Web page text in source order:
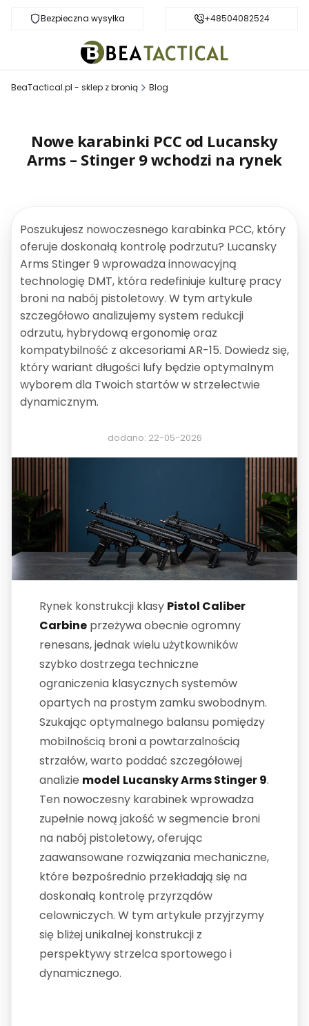
Bezpieczna wysyłka Darmowa dostawa od 999 zł
+48504082524
BeaTactical.pl - sklep z bronią Blog
Nowe karabinki PCC od Lucansky
Arms – Stinger 9 wchodzi na rynek
Poszukujesz nowoczesnego karabinka PCC, który
oferuje doskonałą kontrolę podrzutu? Lucansky
Arms Stinger 9 wprowadza innowacyjną
technologię DMT, która redefiniuje kulturę pracy
broni na nabój pistoletowy. W tym artykule
szczegółowo analizujemy system redukcji
odrzutu, hybrydową ergonomię oraz
kompatybilność z akcesoriami AR-15. Dowiedz się,
który wariant długości lufy będzie optymalnym
wyborem dla Twoich startów w strzelectwie
dynamicznym.
dodano: 22-05-2026
Rynek konstrukcji klasy Pistol Caliber
Carbine przeżywa obecnie ogromny
renesans, jednak wielu użytkowników
szybko dostrzega techniczne
ograniczenia klasycznych systemów
opartych na prostym zamku swobodnym.
Szukając optymalnego balansu pomiędzy
mobilnością broni a powtarzalnością
strzałów, warto poddać szczegółowej
analizie model Lucansky Arms Stinger 9.
Ten nowoczesny karabinek wprowadza
zupełnie nową jakość w segmencie broni
na nabój pistoletowy, oferując
zaawansowane rozwiązania mechaniczne,
które bezpośrednio przekładają się na
doskonałą kontrolę przyrządów
celowniczych. W tym artykule przyjrzymy
się bliżej unikalnej konstrukcji z
perspektywy strzelca sportowego i
dynamicznego.